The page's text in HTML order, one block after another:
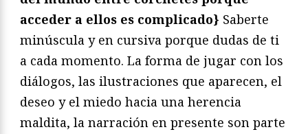
acceder a ellos es complicado} Saberte
minúscula y en cursiva porque dudas de ti
a cada momento. La forma de jugar con los
diálogos, las ilustraciones que aparecen, el
deseo y el miedo hacia una herencia
maldita, la narración en presente son parte